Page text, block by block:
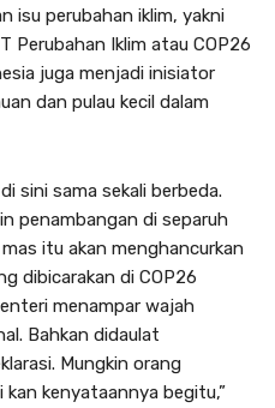
isu perubahan iklim, yakni
Perubahan Iklim atau COP26
juga menjadi inisiator
dan pulau kecil dalam
sini sama sekali berbeda.
penambangan di separuh
itu akan menghancurkan
dibicarakan di COP26
menampar wajah
Bahkan didaulat
Mungkin orang
kenyataannya begitu,”